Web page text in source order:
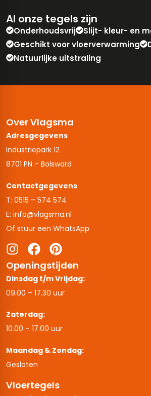
Al onze tegels zijn
Onderhoudsvrij
Slijt- kleur- en
Geschikt voor vloerverwarming
Natuurlijke uitstraling
Over Vlagsma
Adresgegevens
Industriepark 12
8701 PN – Bolsward
Contactgegevens
T: 0515 – 574 574
E: info@vlagsma.nl
Of stuur een WhatsApp
Openingstijden
Dinsdag t/m Vrijdag:
09.00 – 17.30 uur
Zaterdag:
10.00 – 17.00 uur
Maandag & Zondag:
Gesloten
Vloertegels